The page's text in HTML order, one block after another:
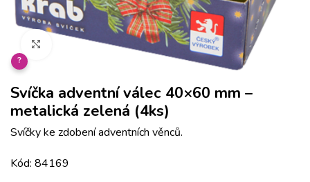
Klikněte pro zvětšení
?
Svíčka adventní válec 40×60 mm –
metalická zelená (4ks)
Svíčky ke zdobení adventních věnců.
Kód: 84169